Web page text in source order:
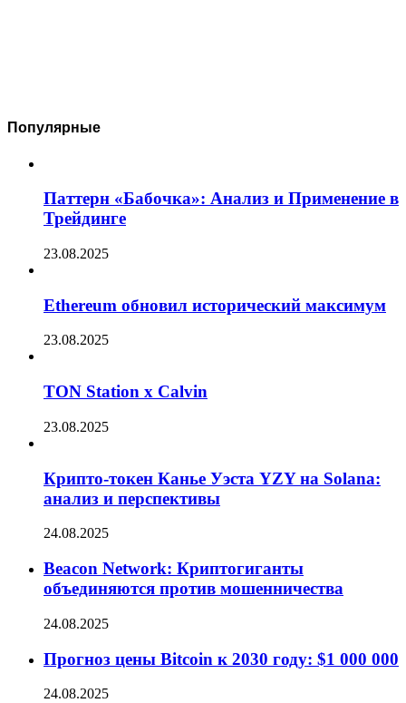
Популярные
Паттерн «Бабочка»: Анализ и Применение в
Трейдинге
23.08.2025
Ethereum обновил исторический максимум
23.08.2025
TON Station x Calvin
23.08.2025
Крипто-токен Канье Уэста YZY на Solana:
анализ и перспективы
24.08.2025
Beacon Network: Криптогиганты
объединяются против мошенничества
24.08.2025
Прогноз цены Bitcoin к 2030 году: $1 000 000
24.08.2025